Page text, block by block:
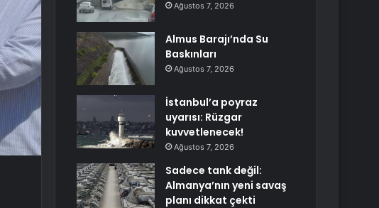
Ağustos 7, 2026
Almus Barajı’nda Su
Baskınları
Ağustos 7, 2026
İstanbul’a poyraz
uyarısı: Rüzgar
kuvvetlenecek!
Ağustos 7, 2026
Sadece tank değil:
Almanya’nın yeni savaş
planı dikkat çekti